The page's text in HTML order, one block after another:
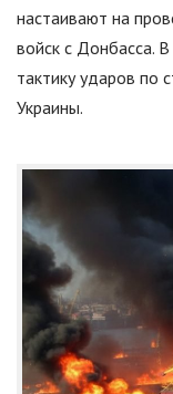
настаивают на
войск с Донбасса.
тактику ударов по
Украины.